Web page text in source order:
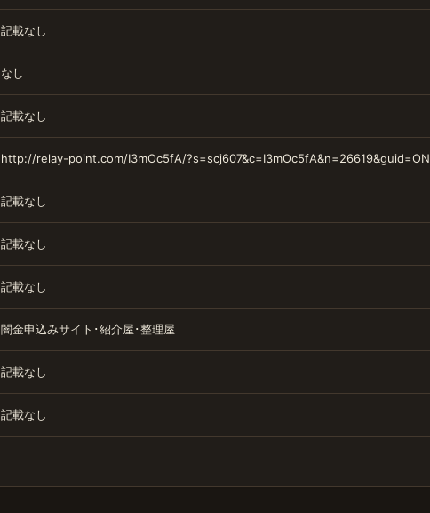
記載なし
なし
記載なし
http://relay-point.com/I3mOc5fA/?s=scj607&c=I3mOc5fA&n=26619&guid=ON
記載なし
記載なし
記載なし
闇金申込みサイト･紹介屋･整理屋
記載なし
記載なし